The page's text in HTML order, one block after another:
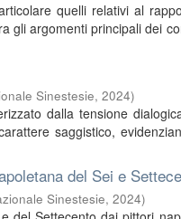
quelli relativi al
gli argomenti principali dei
Sinestesie,2024)
dalla tensione
saggistico,
del Sei e
Sinestesie,2024)